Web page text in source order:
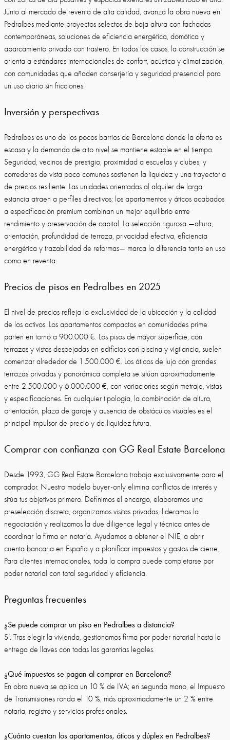
Junto al mercado de reventa de alta calidad, avanza la obra nueva en
Pedralbes mediante proyectos selectos de baja altura con fachadas
contemporáneas, soluciones de eficiencia energética, domótica y
aparcamiento privado con trastero. En todos los casos, la construcción se
orienta a estándares internacionales de confort, acústica y climatización,
con comunidades que añaden conserjería y seguridad presencial para
un uso diario sin fricciones.
Inversión y perspectivas
Pedralbes es uno de los pocos barrios de Barcelona donde la oferta es
escasa y la demanda de alto nivel se mantiene estable en el tiempo.
Seguridad, vecinos de prestigio, proximidad a escuelas y clubes, y
corredores de vista poco comunes sostienen la liquidez y una trayectoria
de precios resiliente. Las unidades orientadas al alquiler de larga
estancia atraen a perfiles directivos; los apartamentos y áticos acabados
a especificación premium combinan un mejor equilibrio entre
rendimiento y preservación de capital. La selección rigurosa —altura,
orientación, profundidad de terraza, privacidad efectiva, eficiencia
energética y trazabilidad de reformas— marca la diferencia tanto en uso
como en reventa.
Precios de pisos en Pedralbes en 2025
El nivel de precios refleja la exclusividad de la ubicación y la calidad
de los activos. Los apartamentos compactos en comunidades prime
parten en torno a 900.000 €. Los pisos de mayor superficie, con
terrazas y vistas despejadas en edificios con piscina y vigilancia, suelen
comenzar alrededor de 1.500.000 €. Los áticos de lujo con grandes
terrazas privadas y panorámica completa se sitúan aproximadamente
entre 2.500.000 y 6.000.000 €, con variaciones según metraje, vistas
y especificaciones. En cualquier tipología, la combinación de altura,
orientación, plaza de garaje y ausencia de obstáculos visuales es el
principal impulsor de precio y de liquidez futura.
Comprar con confianza con GG Real Estate Barcelona
Desde 1993, GG Real Estate Barcelona trabaja exclusivamente para el
comprador. Nuestro modelo buyer-only elimina conflictos de interés y
sitúa tus objetivos primero. Definimos el encargo, elaboramos una
preselección discreta, organizamos visitas privadas, lideramos la
negociación y realizamos la due diligence legal y técnica antes de
coordinar la firma en notaría. Ayudamos a obtener el NIE, a abrir
cuenta bancaria en España y a planificar impuestos y gastos de cierre.
Para clientes internacionales, toda la compra puede completarse por
poder notarial con total seguridad y eficiencia.
Preguntas frecuentes
¿Se puede comprar un piso en Pedralbes a distancia?
Sí. Tras elegir la vivienda, gestionamos firma por poder notarial hasta la
entrega de llaves con todas las garantías legales.
¿Qué impuestos se pagan al comprar en Barcelona?
En obra nueva se aplica un 10 % de IVA; en segunda mano, el Impuesto
de Transmisiones ronda el 10 %, más aproximadamente un 2 % entre
notaría, registro y servicios profesionales.
¿Cuánto cuestan los apartamentos, áticos y dúplex en Pedralbes?